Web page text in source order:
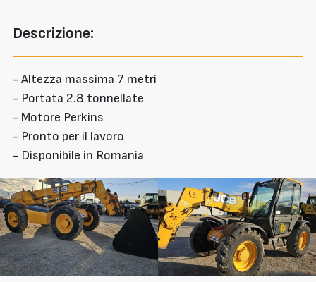
Descrizione:
- Altezza massima 7 metri
- Portata 2.8 tonnellate
- Motore Perkins
- Pronto per il lavoro
- Disponibile in Romania